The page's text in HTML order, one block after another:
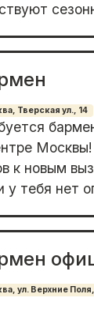
Тверская ул., 14
к новым
у тебя нет
ул. Верхние